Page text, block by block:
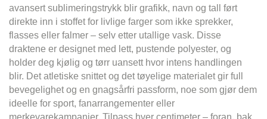
avansert sublimeringstrykk blir grafikk, navn og tall ført
direkte inn i stoffet for livlige farger som ikke sprekker,
flasses eller falmer – selv etter utallige vask. Disse
draktene er designet med lett, pustende polyester, og
holder deg kjølig og tørr uansett hvor intens handlingen
blir. Det atletiske snittet og det tøyelige materialet gir full
bevegelighet og en gnagsårfri passform, noe som gjør dem
ideelle for sport, fanarrangementer eller
merkevarekampanjer. Tilpass hver centimeter – foran, bak